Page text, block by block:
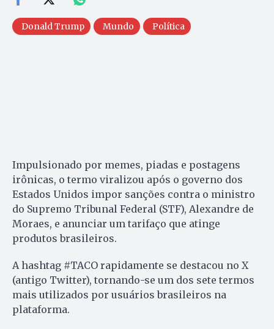
Donald Trump Mundo Política
Impulsionado por memes, piadas e postagens
irônicas, o termo viralizou após o governo dos
Estados Unidos impor sanções contra o ministro
do Supremo Tribunal Federal (STF), Alexandre de
Moraes, e anunciar um tarifaço que atinge
produtos brasileiros.
A hashtag #TACO rapidamente se destacou no X
(antigo Twitter), tornando-se um dos sete termos
mais utilizados por usuários brasileiros na
plataforma.